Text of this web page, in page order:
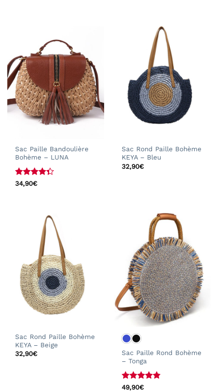
Sac Paille Bandoulière
Bohème – LUNA
Note4.33
34,90€
Sac Rond Paille Bohème
KEYA – Bleu
32,90€
Sac Rond Paille Bohème
KEYA – Beige
32,90€
Sac Paille Rond Bohème
– Tonga
Note4.8
49,90€